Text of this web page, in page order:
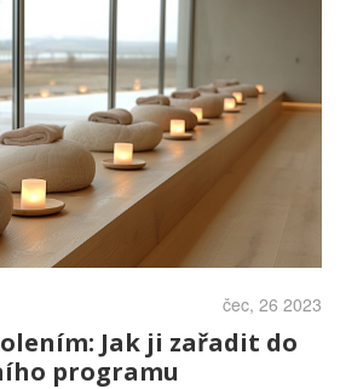
čec, 26 2023
Jak ji zařadit do
programu